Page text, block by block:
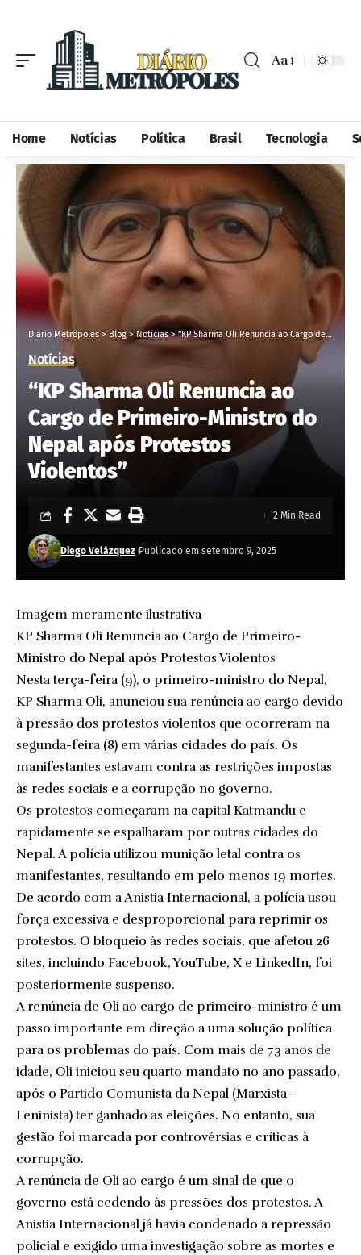
Aa
Home Notícias Política Brasil Tecnologia
Diário Metrópoles > Blog >Notícias>“KP Sharma Oli Renuncia ao Cargo de Primeiro-Ministro do Nepal após Protestos Violentos”
Notícias
“KP Sharma Oli Renuncia ao
Cargo de Primeiro-Ministro do
Nepal após Protestos
Violentos”
Diego Velázquez Publicado em setembro 9, 2025
2 Min Read
Imagem meramente ilustrativa
KP Sharma Oli Renuncia ao Cargo de Primeiro-
Ministro do Nepal após Protestos Violentos
Nesta terça-feira (9), o primeiro-ministro do Nepal,
KP Sharma Oli, anunciou sua renúncia ao cargo devido
à pressão dos protestos violentos que ocorreram na
segunda-feira (8) em várias cidades do país. Os
manifestantes estavam contra as restrições impostas
às redes sociais e a corrupção no governo.
Os protestos começaram na capital Katmandu e
rapidamente se espalharam por outras cidades do
Nepal. A polícia utilizou munição letal contra os
manifestantes, resultando em pelo menos 19 mortes.
De acordo com a Anistia Internacional, a polícia usou
força excessiva e desproporcional para reprimir os
protestos. O bloqueio às redes sociais, que afetou 26
sites, incluindo Facebook, YouTube, X e LinkedIn, foi
posteriormente suspenso.
A renúncia de Oli ao cargo de primeiro-ministro é um
passo importante em direção a uma solução política
para os problemas do país. Com mais de 73 anos de
idade, Oli iniciou seu quarto mandato no ano passado,
após o Partido Comunista da Nepal (Marxista-
Leninista) ter ganhado as eleições. No entanto, sua
gestão foi marcada por controvérsias e críticas à
corrupção.
A renúncia de Oli ao cargo é um sinal de que o
governo está cedendo às pressões dos protestos. A
Anistia Internacional já havia condenado a repressão
policial e exigido uma investigação sobre as mortes e